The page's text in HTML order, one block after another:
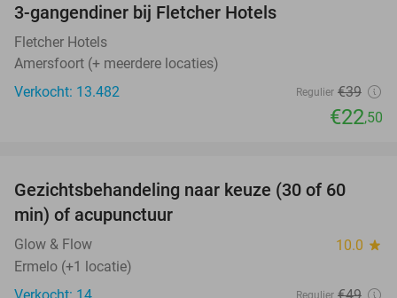
3-gangendiner bij Fletcher Hotels
Fletcher Hotels
Amersfoort (+ meerdere locaties)
Verkocht: 13.482
Regulier €39
€22,50
55%
TODAY
Gezichtsbehandeling naar keuze (30 of 60
min) of acupunctuur
Glow & Flow 10.0 star
Ermelo (+1 locatie)
Verkocht: 14
Regulier €49